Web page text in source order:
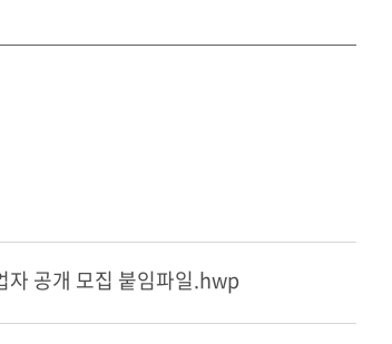
자 공개 모집 붙임파일.hwp